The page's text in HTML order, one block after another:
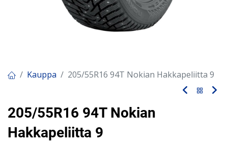
Kauppa 205/55R16 94T Nokian Hakkapeliitta 9
205/55R16 94T Nokian
Hakkapeliitta 9